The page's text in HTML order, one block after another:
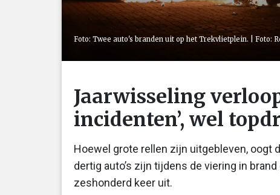
Foto: Twee auto's branden uit op het Trekvlietplein. | Foto:
Jaarwisseling
incidenten’, wel
Hoewel grote rellen zijn uitgebleven, oogt
dertig auto’s zijn tijdens de viering in
zeshonderd keer uit.